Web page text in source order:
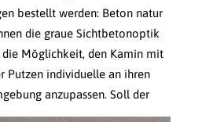
bestellt werden: Beton natur
die graue Sichtbetonoptik
die Möglichkeit, den Kamin mit
Putzen individuelle an ihren
anzupassen. Soll der